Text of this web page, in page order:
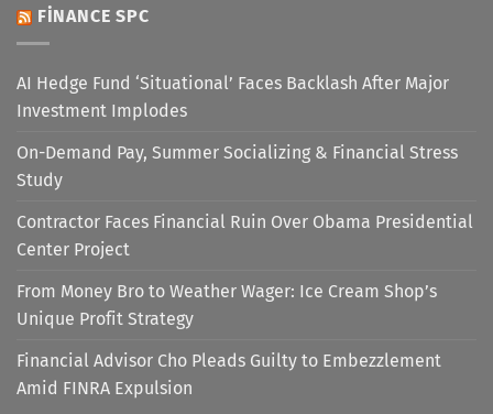
FINANCE SPC
AI Hedge Fund ‘Situational’ Faces Backlash After Major
Investment Implodes
On-Demand Pay, Summer Socializing & Financial Stress
Study
Contractor Faces Financial Ruin Over Obama Presidential
Center Project
From Money Bro to Weather Wager: Ice Cream Shop’s
Unique Profit Strategy
Financial Advisor Cho Pleads Guilty to Embezzlement
Amid FINRA Expulsion